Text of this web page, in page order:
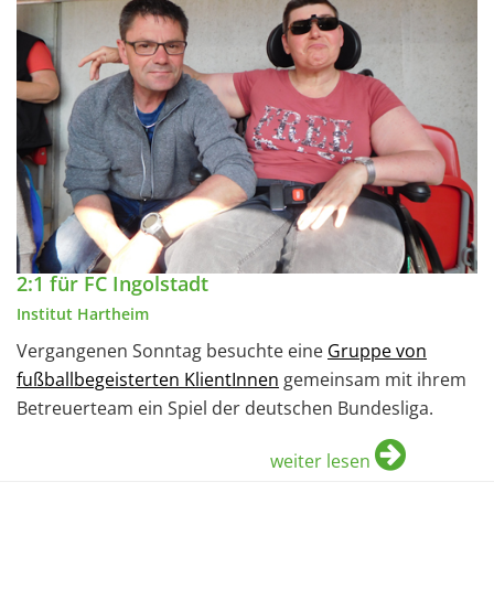
2:1 für FC Ingolstadt
Institut Hartheim
Vergangenen Sonntag besuchte eine Gruppe von
fußballbegeisterten KlientInnen gemeinsam mit ihrem
Betreuerteam ein Spiel der deutschen Bundesliga.
weiter lesen